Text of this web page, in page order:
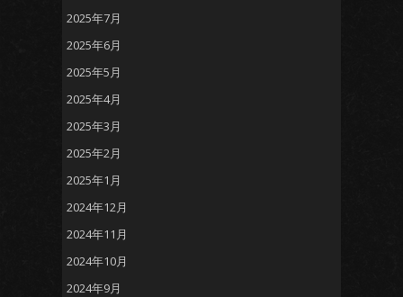
2025年7月
2025年6月
2025年5月
2025年4月
2025年3月
2025年2月
2025年1月
2024年12月
2024年11月
2024年10月
2024年9月